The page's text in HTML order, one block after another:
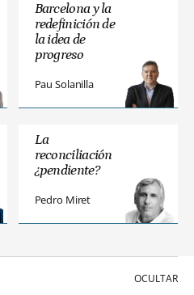
Barcelona y la
redefinición de
la idea de
progreso
Pau Solanilla
La
reconciliación
¿pendiente?
Pedro Miret